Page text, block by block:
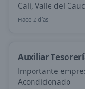
Cali, Valle del
Hace 2 días
Auxiliar
Importante
Acondicionado